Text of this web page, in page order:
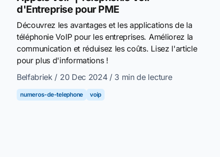
d'Entreprise pour PME
Découvrez les avantages et les applications de la
téléphonie VoIP pour les entreprises. Améliorez la
communication et réduisez les coûts. Lisez l'article
pour plus d'informations !
Belfabriek / 20 Dec 2024 / 3 min de lecture
numeros-de-telephone voip